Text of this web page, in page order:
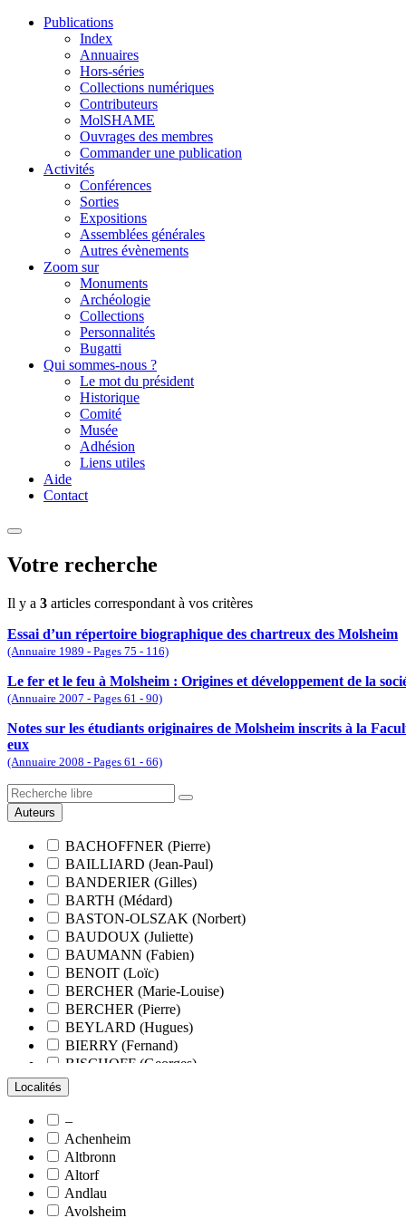
Publications
Index
Annuaires
Hors-séries
Collections numériques
Contributeurs
MolSHAME
Ouvrages des membres
Commander une publication
Activités
Conférences
Sorties
Expositions
Assemblées générales
Autres évènements
Zoom sur
Monuments
Archéologie
Collections
Personnalités
Bugatti
Qui sommes-nous ?
Le mot du président
Historique
Comité
Musée
Adhésion
Liens utiles
Aide
Contact
Votre recherche
Il y a 3 articles correspondant à vos critères
Essai d’un répertoire biographique des chartreux des Molsheim
(Annuaire 1989 - Pages 75 - 116)
Le fer et le feu à Molsheim : Origines et développement de la
(Annuaire 2007 - Pages 61 - 90)
Notes sur les étudiants originaires de Molsheim inscrits à la
eux
(Annuaire 2008 - Pages 61 - 66)
Auteurs
BACHOFFNER (Pierre)
BAILLIARD (Jean-Paul)
BANDERIER (Gilles)
BARTH (Médard)
BASTON-OLSZAK (Norbert)
BAUDOUX (Juliette)
BAUMANN (Fabien)
BENOIT (Loïc)
BERCHER (Marie-Louise)
BERCHER (Pierre)
BEYLARD (Hugues)
BIERRY (Fernand)
BISCHOFF (Georges)
BLANCHARD (François)
BLANCHARD (Pierre-Valentin)
BLUMENROEDER (Quentin)
BOEHLER (Jean-Michel)
BOËS (Simone)
BORNERT (René)
BOUR (Bernard)
Localités
–
Achenheim
Altbronn
Altorf
Andlau
Avolsheim